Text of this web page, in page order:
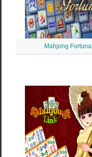
Mahjong Fortuna